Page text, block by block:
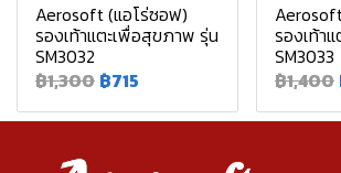
Aerosoft (แอโร่ซอฟ)
รองเท้าแตะเพื่อสุขภาพ รุ่น
SM3032
฿1,300 ฿715
รองเท้า
SM3033
฿1,400